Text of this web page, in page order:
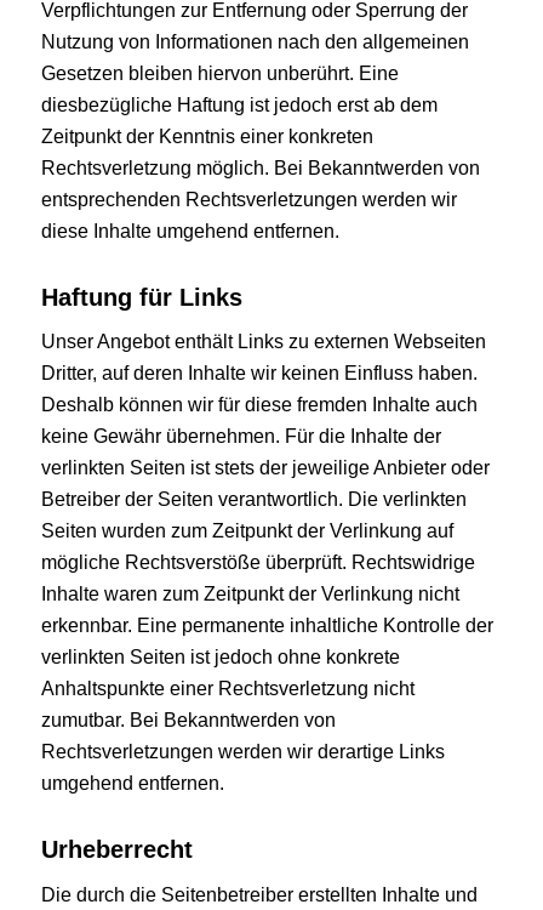
Verpflichtungen zur Entfernung oder Sperrung der
Nutzung von Informationen nach den allgemeinen
Gesetzen bleiben hiervon unberührt. Eine
diesbezügliche Haftung ist jedoch erst ab dem
Zeitpunkt der Kenntnis einer konkreten
Rechtsverletzung möglich. Bei Bekanntwerden von
entsprechenden Rechtsverletzungen werden wir
diese Inhalte umgehend entfernen.
Haftung für Links
Unser Angebot enthält Links zu externen Webseiten
Dritter, auf deren Inhalte wir keinen Einfluss haben.
Deshalb können wir für diese fremden Inhalte auch
keine Gewähr übernehmen. Für die Inhalte der
verlinkten Seiten ist stets der jeweilige Anbieter oder
Betreiber der Seiten verantwortlich. Die verlinkten
Seiten wurden zum Zeitpunkt der Verlinkung auf
mögliche Rechtsverstöße überprüft. Rechtswidrige
Inhalte waren zum Zeitpunkt der Verlinkung nicht
erkennbar. Eine permanente inhaltliche Kontrolle der
verlinkten Seiten ist jedoch ohne konkrete
Anhaltspunkte einer Rechtsverletzung nicht
zumutbar. Bei Bekanntwerden von
Rechtsverletzungen werden wir derartige Links
umgehend entfernen.
Urheberrecht
Die durch die Seitenbetreiber erstellten Inhalte und